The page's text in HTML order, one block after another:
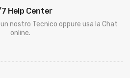
Help Center
nostro Tecnico oppure usa la Chat
online.